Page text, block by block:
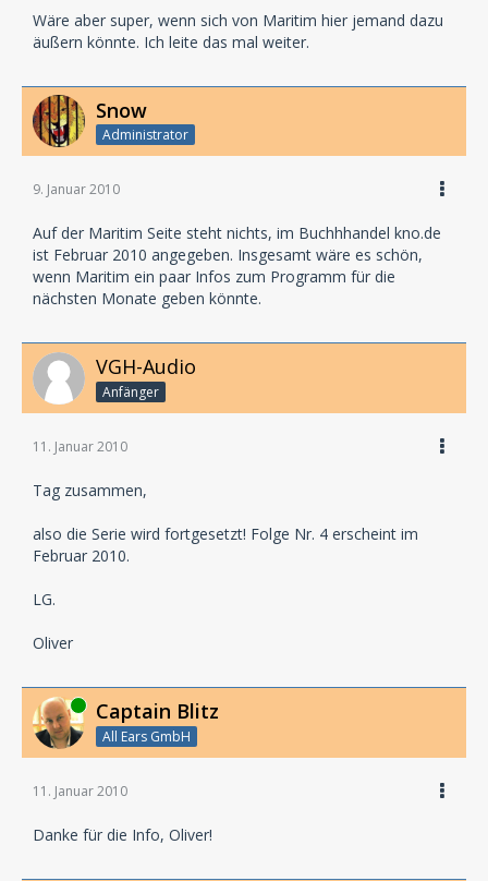
Wäre aber super, wenn sich von Maritim hier jemand dazu
äußern könnte. Ich leite das mal weiter.
Snow
Administrator
9. Januar 2010
Auf der Maritim Seite steht nichts, im Buchhhandel kno.de
ist Februar 2010 angegeben. Insgesamt wäre es schön,
wenn Maritim ein paar Infos zum Programm für die
nächsten Monate geben könnte.
VGH-Audio
Anfänger
11. Januar 2010
Tag zusammen,
also die Serie wird fortgesetzt! Folge Nr. 4 erscheint im
Februar 2010.
LG.
Oliver
Online Captain Blitz
All Ears GmbH
11. Januar 2010
Danke für die Info, Oliver!